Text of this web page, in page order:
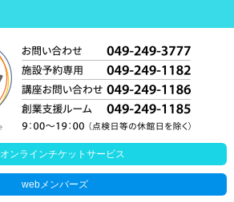
オンラインチケットサービス
webメンバーズ